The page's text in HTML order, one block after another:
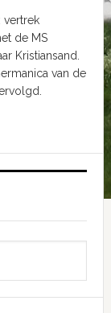
vertrek
de MS
Kristiansand.
van de